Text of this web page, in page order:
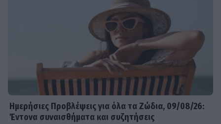
Ημερήσιες Προβλέψεις για όλα τα Ζώδια, 09/08/26:
Έντονα συναισθήματα και συζητήσεις